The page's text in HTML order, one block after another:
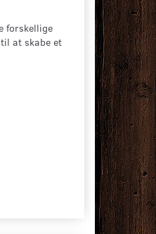
forskellige
at skabe et